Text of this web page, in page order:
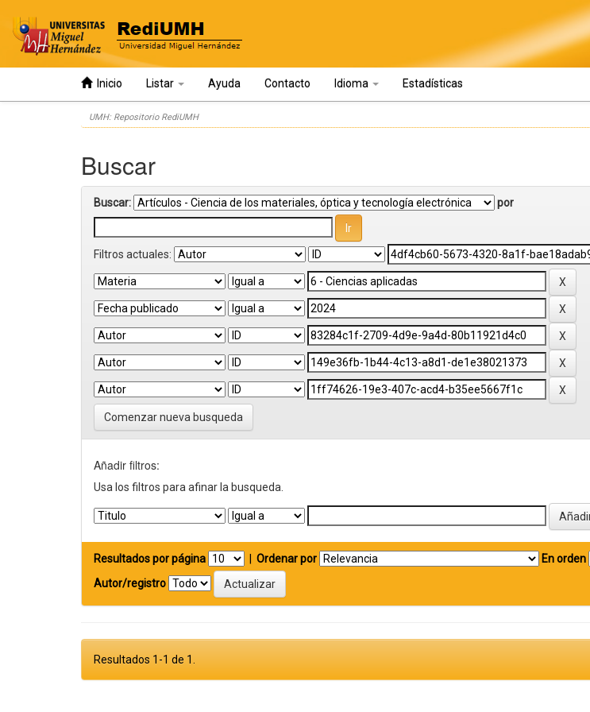
Inicio Listar Ayuda Contacto Idioma Estadísticas
UMH: Repositorio RediUMH
Buscar
Buscar: por
Filtros actuales:
Comenzar nueva busqueda
Añadir filtros:
Usa los filtros para afinar la busqueda.
Resultados por página Ordenar por
En orden
Autor/registro
Resultados 1-1 de 1.